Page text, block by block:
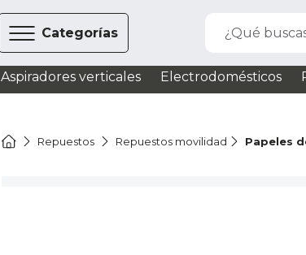
Categorías ¿Qué
Aspiradores verticales Electrodomésticos
Repuestos Repuestos movilidad Papeles